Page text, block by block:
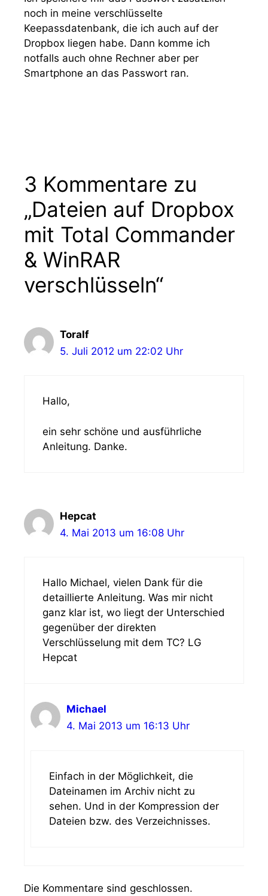
noch in meine verschlüsselte
Keepassdatenbank, die ich auch auf der
Dropbox liegen habe. Dann komme ich
notfalls auch ohne Rechner aber per
Smartphone an das Passwort ran.
3 Kommentare zu
„Dateien auf Dropbox
mit Total Commander
& WinRAR
verschlüsseln“
Toralf
5. Juli 2012 um 22:02 Uhr
Hallo,
ein sehr schöne und ausführliche
Anleitung. Danke.
Hepcat
4. Mai 2013 um 16:08 Uhr
Hallo Michael, vielen Dank für die
detaillierte Anleitung. Was mir nicht
ganz klar ist, wo liegt der Unterschied
gegenüber der direkten
Verschlüsselung mit dem TC? LG
Hepcat
Michael
4. Mai 2013 um 16:13 Uhr
Einfach in der Möglichkeit, die
Dateinamen im Archiv nicht zu
sehen. Und in der Kompression der
Dateien bzw. des Verzeichnisses.
Die Kommentare sind geschlossen.